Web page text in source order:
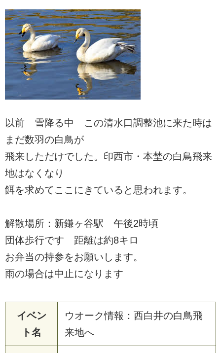
以前 雪降る中 この清水口調整池に来た時は
まだ数羽の白鳥が
飛来しただけでした。印西市・本埜の白鳥飛来
地はなくなり
餌を求めてここにきていると思われます。
解散場所：新鎌ヶ谷駅 午後2時頃
団体歩行です 距離は約8キロ
お弁当の持参をお願いします。
雨の場合は中止になります
イベン
ト名
ウオーク情報：西白井の白鳥飛
来地へ